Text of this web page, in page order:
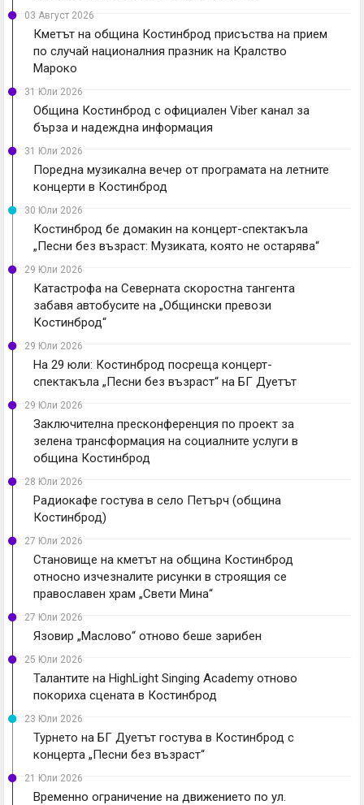
03 Август 2026
Кметът на община Костинброд присъства на прием
по случай националния празник на Кралство
Мароко
31 Юли 2026
Община Костинброд с официален Viber канал за
бърза и надеждна информация
31 Юли 2026
Поредна музикална вечер от програмата на летните
концерти в Костинброд
30 Юли 2026
Костинброд бе домакин на концерт-спектакъла
„Песни без възраст: Музиката, която не остарява“
29 Юли 2026
Катастрофа на Северната скоростна тангента
забавя автобусите на „Общински превози
Костинброд“
29 Юли 2026
На 29 юли: Костинброд посреща концерт-
спектакъла „Песни без възраст“ на БГ Дуетът
29 Юли 2026
Заключителна пресконференция по проект за
зелена трансформация на социалните услуги в
община Костинброд
28 Юли 2026
Радиокафе гостува в село Петърч (община
Костинброд)
27 Юли 2026
Становище на кметът на община Костинброд
относно изчезналите рисунки в строящия се
православен храм „Свети Мина“
27 Юли 2026
Язовир „Маслово“ отново беше зарибен
25 Юли 2026
Талантите на HighLight Singing Academy отново
покориха сцената в Костинброд
23 Юли 2026
Турнето на БГ Дуетът гостува в Костинброд с
концерта „Песни без възраст“
21 Юли 2026
Временно ограничение на движението по ул.